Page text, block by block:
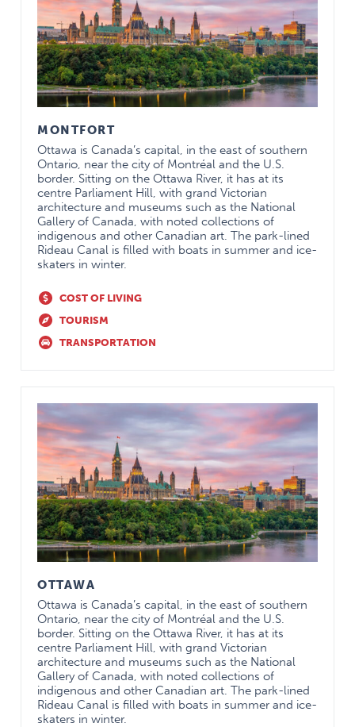
MONTFORT
Ottawa is Canada’s capital, in the east of southern
Ontario, near the city of Montréal and the U.S.
border. Sitting on the Ottawa River, it has at its
centre Parliament Hill, with grand Victorian
architecture and museums such as the National
Gallery of Canada, with noted collections of
indigenous and other Canadian art. The park-lined
Rideau Canal is filled with boats in summer and ice-
skaters in winter.
COST OF LIVING
TOURISM
TRANSPORTATION
OTTAWA
Ottawa is Canada’s capital, in the east of southern
Ontario, near the city of Montréal and the U.S.
border. Sitting on the Ottawa River, it has at its
centre Parliament Hill, with grand Victorian
architecture and museums such as the National
Gallery of Canada, with noted collections of
indigenous and other Canadian art. The park-lined
Rideau Canal is filled with boats in summer and ice-
skaters in winter.